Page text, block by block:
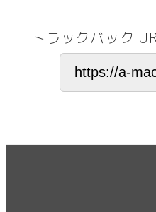
トラックバック